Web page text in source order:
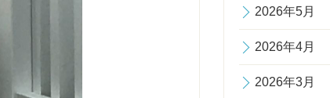
2026年5月
2026年4月
2026年3月